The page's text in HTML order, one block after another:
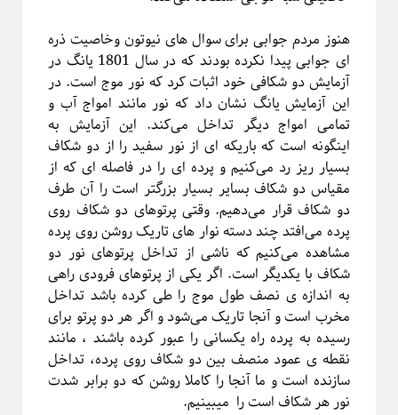
هنوز مردم جوابی برای سوال های نیوتون وخاصیت ذره
ای جوابی پیدا نکرده بودند که در سال 1801 یانگ در
آزمایش دو شکافی خود اثبات کرد که نور موج است. در
این آزمایش یانگ نشان داد که نور مانند امواج آب و
تمامی امواج دیگر تداخل می‌کند. این آزمایش به
اینگونه است که باریکه ای از نور سفید را از دو شکاف
بسیار ریز رد می‌کنیم و پرده ای را در فاصله ای که از
مقیاس دو شکاف بسایر بسیار بزرگتر است را آن طرف
دو شکاف قرار می‌دهیم. وقتی پرتوهای دو شکاف روی
پرده می‌افتد چند دسته نوار های تاریک روشن روی پرده
مشاهده می‌کنیم که ناشی از تداخل پرتوهای نور دو
شکاف با یکدیگر است. اگر یکی از پرتوهای فرودی راهی
به اندازه ی نصف طول موج را طی کرده باشد تداخل
مخرب است و آنجا تاریک می‌شود و اگر هر دو پرتو برای
رسیده به پرده راه یکسانی را عبور کرده باشند ، مانند
نقطه ی عمود منصف بین دو شکاف روی پرده، تداخل
سازنده است و ما آنجا را کاملا روشن که دو برابر شدت
نور هر شکاف است را میبینیم.